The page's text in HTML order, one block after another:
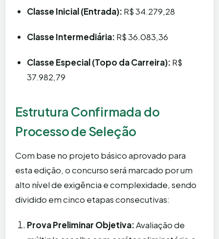
Classe Inicial (Entrada): R$ 34.279,28
Classe Intermediária: R$ 36.083,36
Classe Especial (Topo da Carreira): R$
37.982,79
Estrutura Confirmada do
Processo de Seleção
Com base no projeto básico aprovado para
esta edição, o concurso será marcado por um
alto nível de exigência e complexidade, sendo
dividido em cinco etapas consecutivas:
Prova Preliminar Objetiva:Avaliação de